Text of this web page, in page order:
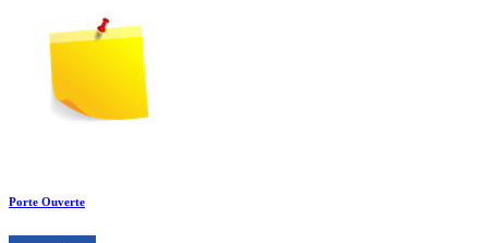
Porte Ouverte